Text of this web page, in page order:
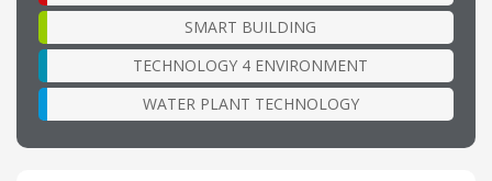
SMART BUILDING
TECHNOLOGY 4 ENVIRONMENT
WATER PLANT TECHNOLOGY